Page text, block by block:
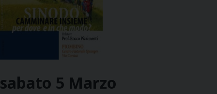
sabato 5 Marzo